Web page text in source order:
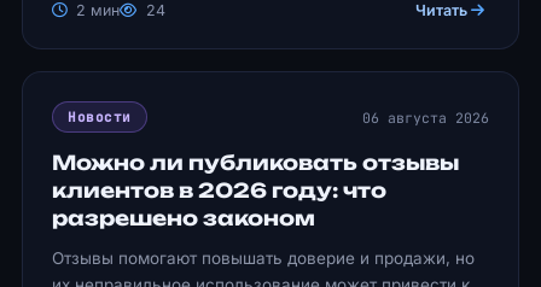
2 мин 24 Читать
Новости 06 августа 2026
Можно ли публиковать отзывы
клиентов в 2026 году: что
разрешено законом
Отзывы помогают повышать доверие и продажи, но